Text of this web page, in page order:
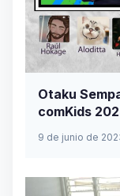
Otaku
comKids
9 de junio de